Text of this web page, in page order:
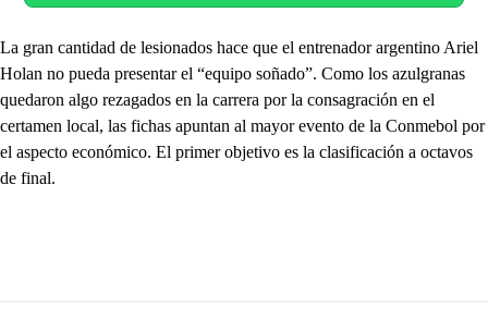
La gran cantidad de lesionados hace que el entrenador argentino Ariel
Holan no pueda presentar el “equipo soñado”. Como los azulgranas
quedaron algo rezagados en la carrera por la consagración en el
certamen local, las fichas apuntan al mayor evento de la Conmebol por
el aspecto económico. El primer objetivo es la clasificación a octavos
de final.